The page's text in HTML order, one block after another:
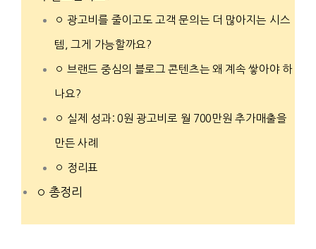
광고비를 줄이고도 고객 문의는 더 많아지는 시스
템, 그게 가능할까요?
브랜드 중심의 블로그 콘텐츠는 왜 계속 쌓아야 하
나요?
실제 성과: 0원 광고비로 월 700만원 추가매출을
만든 사례
정리표
총정리